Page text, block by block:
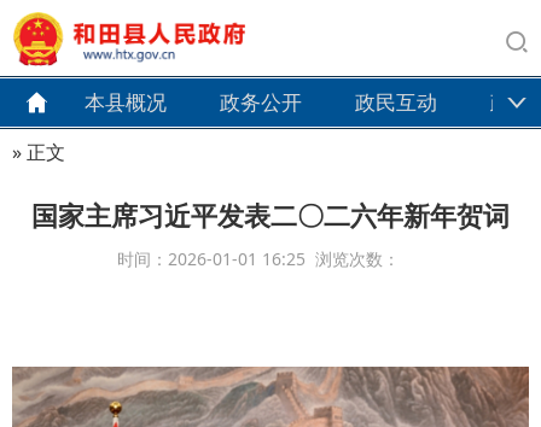
本县概况 政务公开 政民互动 政务
» 正文
国家主席习近平发表二〇二六年新年贺词
时间：2026-01-01 16:25 浏览次数：